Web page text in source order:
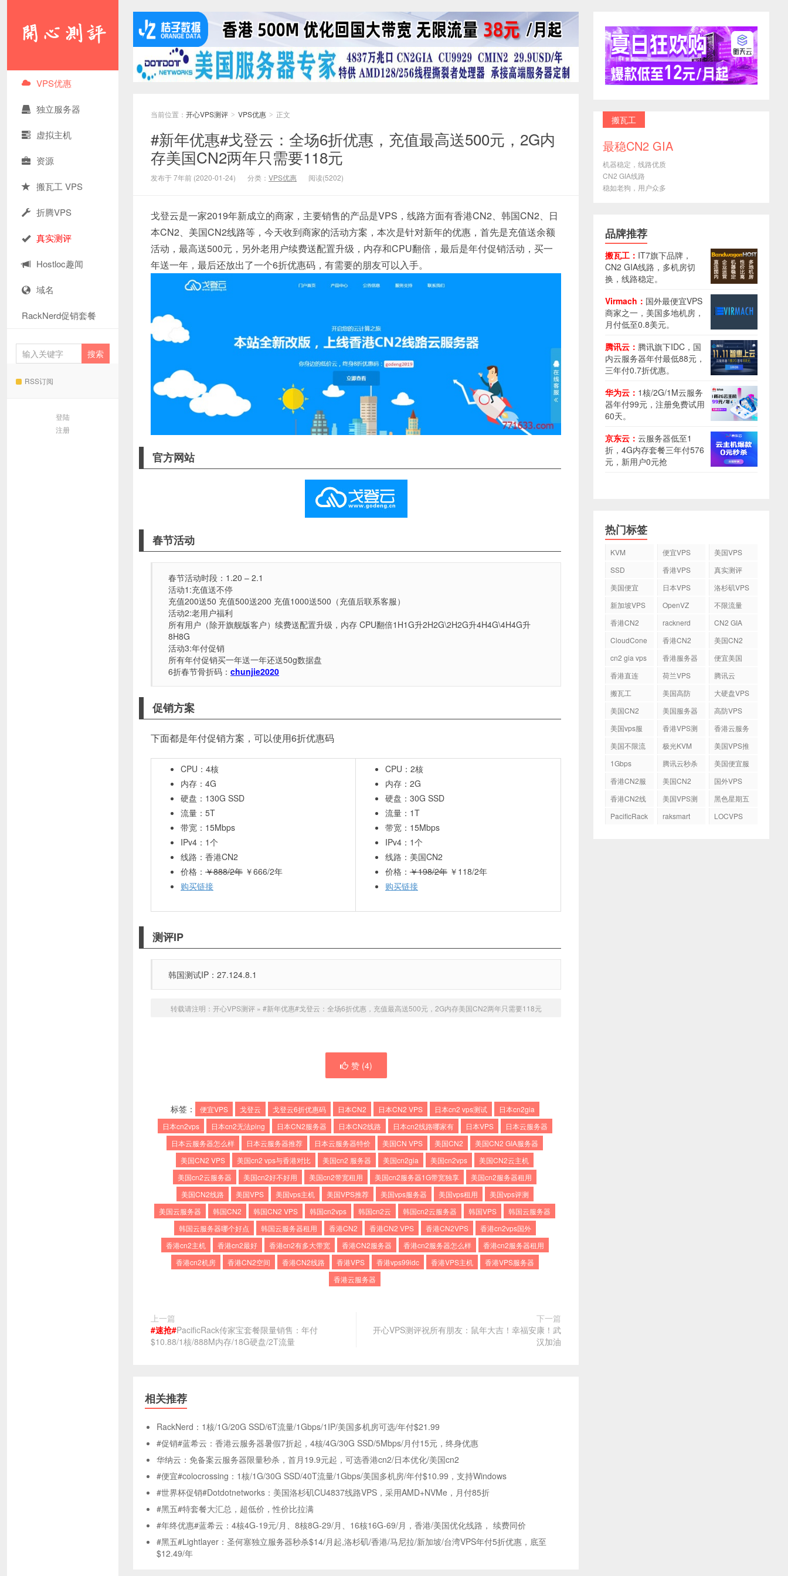
VPS优惠
独立服务器
虚拟主机
资源
搬瓦工 VPS
折腾VPS
真实测评
Hostloc趣闻
域名
RackNerd促销套餐
RSS订阅
登陆
注册
当前位置： 开心VPS测评 > VPS优惠 > 正文
#新年优惠#戈登云：全场6折优惠，充值最高送500元，2G内
存美国CN2两年只需要118元
发布于 7年前 (2020-01-24) 分类： VPS优惠 阅读(5202)
戈登云是一家2019年新成立的商家，主要销售的产品是VPS，线路方面有香港CN2、韩国CN2、日
本CN2、美国CN2线路等，今天收到商家的活动方案，本次是针对新年的优惠，首先是充值送余额
活动，最高送500元，另外老用户续费送配置升级，内存和CPU翻倍，最后是年付促销活动，买一
年送一年，最后还放出了一个6折优惠码，有需要的朋友可以入手。
官方网站
春节活动
春节活动时段：1.20 – 2.1
活动1:充值送不停
充值200送50 充值500送200 充值1000送500（充值后联系客服）
活动2:老用户福利
所有用户（除开旗舰版客户）续费送配置升级，内存 CPU翻倍1H1G升2H2G\2H2G升4H4G\4H4G升
8H8G
活动3:年付促销
所有年付促销买一年送一年还送50g数据盘
6折春节骨折码： chunjie2020
促销方案
下面都是年付促销方案，可以使用6折优惠码
CPU：4核
内存：4G
硬盘：130G SSD
流量：5T
带宽：15Mbps
IPv4：1个
线路：香港CN2
价格： ￥888/2年 ￥666/2年
购买链接
CPU：2核
内存：2G
硬盘：30G SSD
流量：1T
带宽：15Mbps
IPv4：1个
线路：美国CN2
价格： ￥198/2年 ￥118/2年
购买链接
测评IP
韩国测试IP：27.124.8.1
转载请注明： 开心VPS测评» #新年优惠#戈登云：全场6折优惠，充值最高送500元，2G内存美国CN2两年只需要118元
赞 (4)
标签： 便宜VPS 戈登云 戈登云6折优惠码 日本CN2 日本CN2 VPS 日本cn2 vps测试
日本cn2gia
日本cn2vps
日本cn2无法ping 日本CN2服务器 日本CN2线路 日本cn2线路哪家有 日本VPS
日本云服务器
日本云服务器怎么样
日本云服务器推荐 日本云服务器特价 美国CN VPS 美国CN2
美国CN2 GIA服务器
美国CN2 VPS
美国cn2 vps与香港对比 美国cn2 服务器 美国cn2gia 美国cn2vps
美国CN2云主机
美国cn2云服务器
美国cn2好不好用 美国cn2带宽租用 美国cn2服务器1G带宽独享
美国cn2服务器租用
美国CN2线路
美国VPS 美国vps主机 美国VPS推荐 美国vps服务器 美国vps租用
美国vps评测
美国云服务器
韩国CN2 韩国CN2 VPS 韩国cn2vps 韩国cn2云 韩国cn2云服务器 韩国VPS
韩国云服务器
韩国云服务器哪个好点
韩国云服务器租用 香港CN2 香港CN2 VPS 香港CN2VPS
香港cn2vps国外
香港cn2主机
香港cn2最好 香港cn2有多大带宽 香港CN2服务器 香港cn2服务器怎么样
香港cn2服务器租用
香港cn2机房
香港CN2空间 香港CN2线路 香港VPS 香港vps99idc 香港VPS主机
香港VPS服务器
香港云服务器
上一篇
#速抢#PacificRack传家宝套餐限量销售：年付
$10.88/1核/888M内存/18G硬盘/2T流量
下一篇
开心VPS测评祝所有朋友：鼠年大吉！幸福安康！武
汉加油
相关推荐
RackNerd：1核/1G/20G SSD/6T流量/1Gbps/1IP/美国多机房可选/年付$21.99
#促销#蓝希云：香港云服务器暑假7折起，4核/4G/30G SSD/5Mbps/月付15元，终身优惠
华纳云：免备案云服务器限量秒杀，首月19.9元起，可选香港cn2/日本优化/美国cn2
#便宜#colocrossing：1核/1G/30G SSD/40T流量/1Gbps/美国多机房/年付$10.99，支持Windows
#世界杯促销#Dotdotnetworks：美国洛杉矶CU4837线路VPS，采用AMD+NVMe，月付85折
#黑五#特套餐大汇总，超低价，性价比拉满
#年终优惠#蓝希云：4核4G-19元/月、8核8G-29/月、16核16G-69/月，香港/美国优化线路， 续费同价
#黑五#Lightlayer：圣何塞独立服务器秒杀$14/月起,洛杉矶/香港/马尼拉/新加坡/台湾VPS年付5折优惠，底至
$12.49/年
搬瓦工
最稳CN2 GIA
机器稳定，线路优质
CN2 GIA线路
稳如老狗，用户众多
品牌推荐
搬瓦工： IT7旗下品牌，
CN2 GIA线路，多机房切
换，线路稳定。
Virmach： 国外最便宜VPS
商家之一，美国多地机房，
月付低至0.8美元。
腾讯云： 腾讯旗下IDC，国
内云服务器年付最低88元，
三年付0.7折优惠。
华为云： 1核/2G/1M云服务
器年付99元，注册免费试用
60天。
京东云： 云服务器低至1
折，4G内存套餐三年付576
元，新用户0元抢
热门标签
KVM 便宜VPS
美国VPS
SSD
香港VPS
真实测评
美国便宜
日本VPS
洛杉矶VPS
新加坡VPS
OpenVZ
不限流量
香港CN2
racknerd
CN2 GIA
CloudCone
香港CN2
美国CN2
cn2 gia vps
香港服务器
便宜美国
香港直连
荷兰VPS
腾讯云
搬瓦工
美国高防
大硬盘VPS
美国CN2
美国服务器
高防VPS
美国vps服
香港VPS测
香港云服务
美国不限流
极光KVM
美国VPS推
1Gbps 腾讯云秒杀
美国便宜服
香港CN2服
美国CN2
国外VPS
香港CN2线
美国VPS测
黑色星期五
PacificRack
raksmart LOCVPS